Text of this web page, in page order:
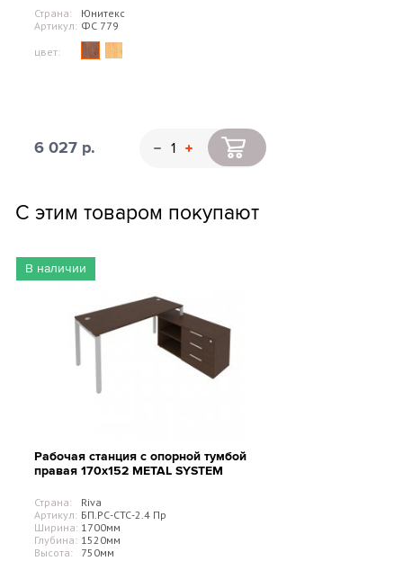
Страна:
Юнитекс
Артикул: ФС 779
цвет:
6 027 р.
С этим товаром покупают
В наличии
Рабочая станция с опорной тумбой
правая 170х152 METAL SYSTEM
Страна:
Riva
Артикул: БП.РС-СТС-2.4 Пр
Ширина: 1700мм
Глубина: 1520мм
Высота:
750мм